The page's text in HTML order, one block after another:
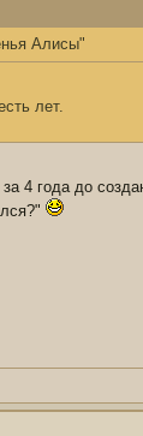
Алисы"
лет.
4 года до